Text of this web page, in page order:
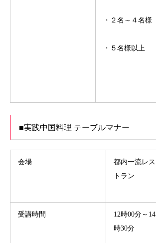
・２名～４名様
・５名様以上
■実践中国料理 テーブルマナー
会場
都内一流レス
トラン
受講時間
12時00分～14
時30分